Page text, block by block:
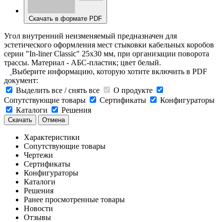
Скачать в формате PDF
Угол внутренний неизменяемый предназначен для
эстетического оформления мест стыковки кабельных коробов
серии "In-liner Classic" 25х30 мм, при организации поворота
трассы. Материал - АБС-пластик; цвет белый.
Выберите информацию, которую хотите включить в PDF
документ:
Выделить все / снять все
О продукте
Сопутствующие товары
Сертификаты
Конфигураторы
Каталоги
Решения
Скачать Отмена
Характеристики
Сопутствующие товары
Чертежи
Сертификаты
Конфигураторы
Каталоги
Решения
Ранее просмотренные товары
Новости
Отзывы